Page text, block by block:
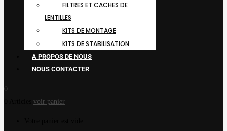
FILTRES ET CACHES DE
LENTILLES
KITS DE MONTAGE
KITS DE STABILISATION
A PROPOS DE NOUS
NOUS CONTACTER
0
voir panier